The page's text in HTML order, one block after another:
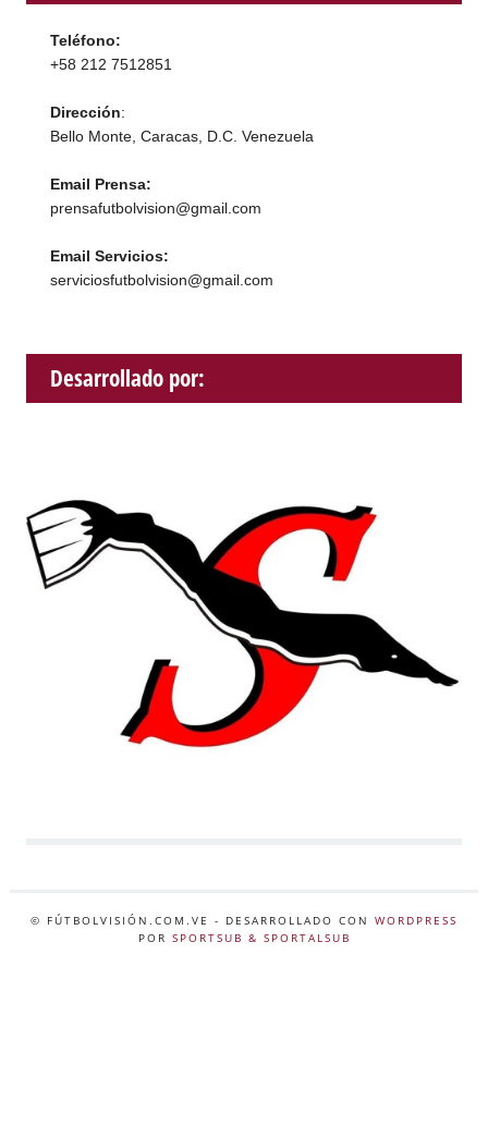
Teléfono:
+58 212 7512851
Dirección:
Bello Monte, Caracas, D.C. Venezuela
Email Prensa:
prensafutbolvision@gmail.com
Email Servicios:
serviciosfutbolvision@gmail.com
Desarrollado por:
© FÚTBOLVISIÓN.COM.VE - DESARROLLADO CON WORDPRESS
POR SPORTSUB & SPORTALSUB